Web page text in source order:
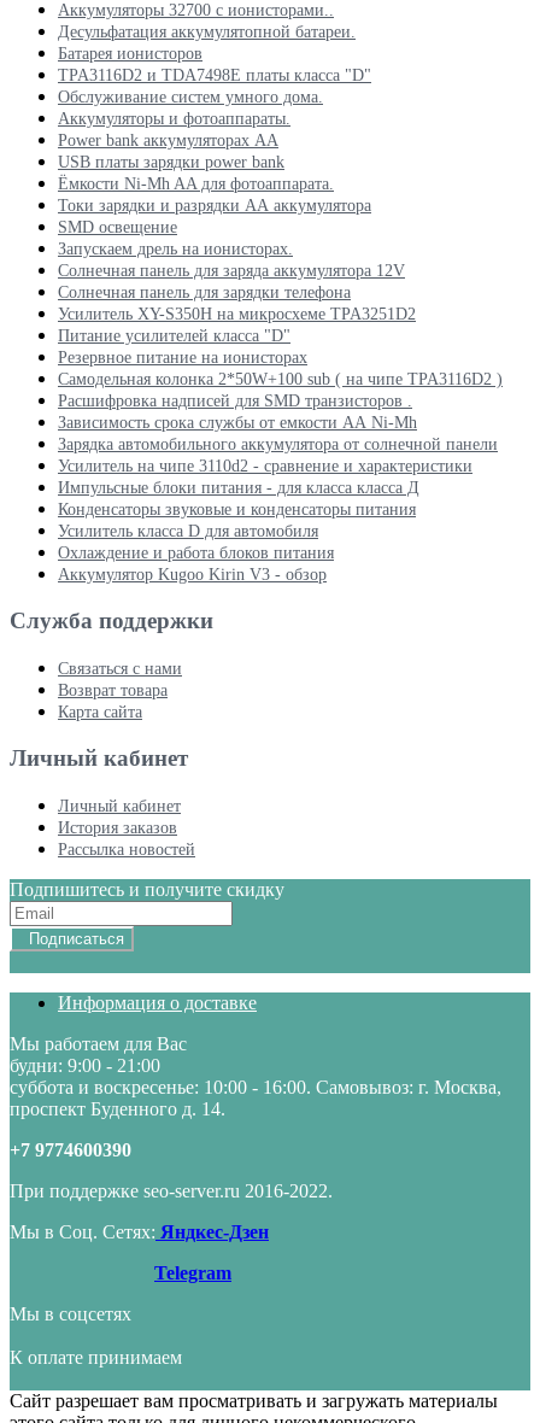
Аккумуляторы 32700 с ионисторами..
Десульфатация аккумулятопной батареи.
Батарея ионисторов
TPA3116D2 и TDA7498E платы класса "D"
Обслуживание систем умного дома.
Аккумуляторы и фотоаппараты.
Power bank аккумуляторах АА
USB платы зарядки power bank
Ёмкости Ni-Mh AA для фотоаппарата.
Токи зарядки и разрядки АА аккумулятора
SMD освещение
Запускаем дрель на ионисторах.
Солнечная панель для заряда аккумулятора 12V
Солнечная панель для зарядки телефона
Усилитель XY-S350H на микросхеме TPA3251D2
Питание усилителей класса "D"
Резервное питание на ионисторах
Самодельная колонка 2*50W+100 sub ( на чипе TPA3116D2 )
Расшифровка надписей для SMD транзисторов .
Зависимость срока службы от емкости АА Ni-Mh
Зарядка автомобильного аккумулятора от солнечной панели
Усилитель на чипе 3110d2 - сравнение и характеристики
Импульсные блоки питания - для класса класса Д
Конденсаторы звуковые и конденсаторы питания
Усилитель класса D для автомобиля
Охлаждение и работа блоков питания
Аккумулятор Kugoo Kirin V3 - обзор
Служба поддержки
Связаться с нами
Возврат товара
Карта сайта
Личный кабинет
Личный кабинет
История заказов
Рассылка новостей
Подпишитесь и получите скидку
Подписаться
Информация о доставке
Мы работаем для Вас
будни: 9:00 - 21:00
суббота и воскресенье: 10:00 - 16:00. Самовывоз: г. Москва,
проспект Буденного д. 14.
+7 9774600390
При поддержке seo-server.ru 2016-2022.
Мы в Соц. Сетях: Яндкес-Дзен
Telegram
Мы в соцсетях
К оплате принимаем
Сайт разрешает вам просматривать и загружать материалы